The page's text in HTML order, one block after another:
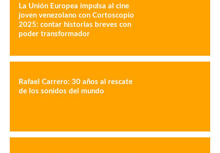
La Unión Europea impulsa al cine
joven venezolano con Cortoscopio
2025: contar historias breves con
poder transformador
Rafael Carrero: 30 años al rescate
de los sonidos del mundo